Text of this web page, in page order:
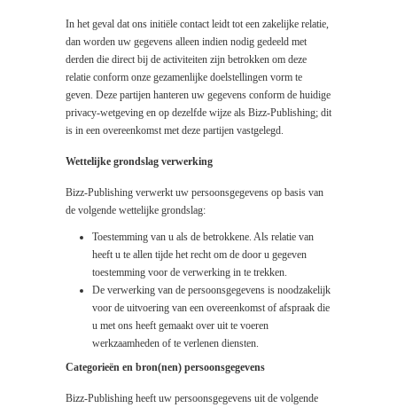
In het geval dat ons initiële contact leidt tot een zakelijke relatie,
dan worden uw gegevens alleen indien nodig gedeeld met
derden die direct bij de activiteiten zijn betrokken om deze
relatie conform onze gezamenlijke doelstellingen vorm te
geven. Deze partijen hanteren uw gegevens conform de huidige
privacy-wetgeving en op dezelfde wijze als Bizz-Publishing; dit
is in een overeenkomst met deze partijen vastgelegd.
Wettelijke grondslag verwerking
Bizz-Publishing verwerkt uw persoonsgegevens op basis van
de volgende wettelijke grondslag:
Toestemming van u als de betrokkene. Als relatie van
heeft u te allen tijde het recht om de door u gegeven
toestemming voor de verwerking in te trekken.
De verwerking van de persoonsgegevens is noodzakelijk
voor de uitvoering van een overeenkomst of afspraak die
u met ons heeft gemaakt over uit te voeren
werkzaamheden of te verlenen diensten.
Categorieën en bron(nen) persoonsgegevens
Bizz-Publishing heeft uw persoonsgegevens uit de volgende